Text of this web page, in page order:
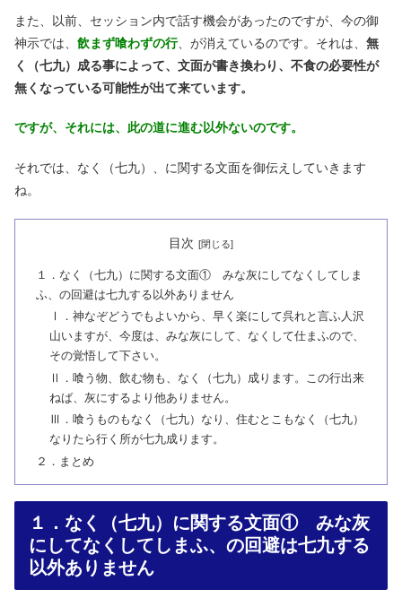
また、以前、セッション内で話す機会があったのですが、今の御
神示では、 飲まず喰わずの行、が消えているのです。それは、 無
く（七九）成る事によって、文面が書き換わり、不食の必要性が
無くなっている可能性が出て来ています。
ですが、それには、此の道に進む以外ないのです。
それでは、なく（七九）、に関する文面を御伝えしていきます
ね。
目次
１．なく（七九）に関する文面① みな灰にしてなくしてしま
ふ、の回避は七九する以外ありません
Ⅰ．神なぞどうでもよいから、早く楽にして呉れと言ふ人沢
山いますが、今度は、みな灰にして、なくして仕まふので、
その覚悟して下さい。
Ⅱ．喰う物、飲む物も、なく（七九）成ります。この行出来
ねば、灰にするより他ありません。
Ⅲ．喰うものもなく（七九）なり、住むとこもなく（七九）
なりたら行く所が七九成ります。
２．まとめ
１．なく（七九）に関する文面① みな灰
にしてなくしてしまふ、の回避は七九する
以外ありません